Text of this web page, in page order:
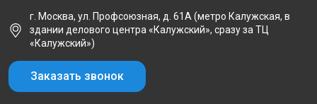
г. Москва, ул. Профсоюзная, д. 61А (метро Калужская, в
здании делового центра «Калужский», сразу за ТЦ
«Калужский»)
Заказать звонок